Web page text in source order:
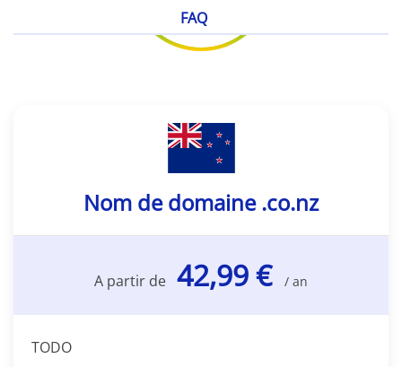
FAQ
Nom de domaine .co.nz
A partir de 42,99 € / an
TODO